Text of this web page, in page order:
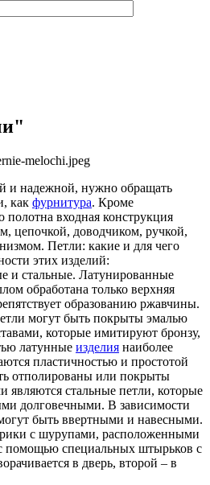
и надежной, нужно обращать
как фурнитура. Кроме
полотна входная конструкция
цепочкой, доводчиком, ручкой,
Петли: какие и для чего
этих изделий:
и стальные. Латунированные
обработана только верхняя
образованию ржавчины.
могут быть покрыты эмалью
которые имитируют бронзу,
латунные изделия наиболее
пластичностью и простотой
отполированы или покрыты
стальные петли, которые
долговечными. В зависимости
быть ввертными и навесными.
с шурупами, расположенными
помощью специальных штырьков с
в дверь, второй – в